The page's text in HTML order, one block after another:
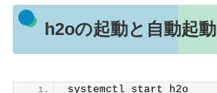
h2oの起動と自動起動
systemctl start h2o